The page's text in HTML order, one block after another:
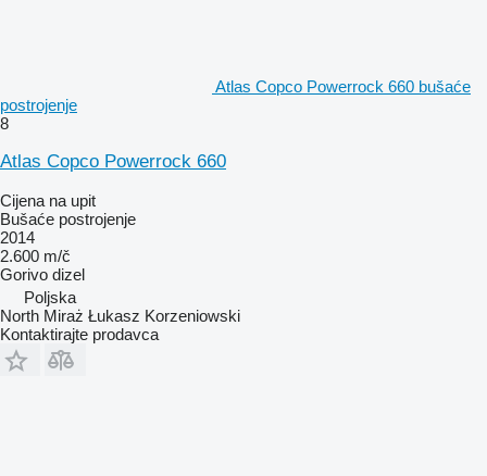
Atlas Copco Powerrock 660 bušaće
postrojenje
8
Atlas Copco Powerrock 660
Cijena na upit
Bušaće postrojenje
2014
2.600 m/č
Gorivo dizel
Poljska
North Miraż Łukasz Korzeniowski
Kontaktirajte prodavca